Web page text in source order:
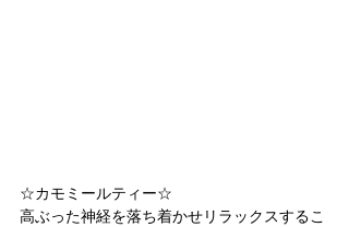
☆カモミールティー☆
高ぶった神経を落ち着かせリラックスするこ